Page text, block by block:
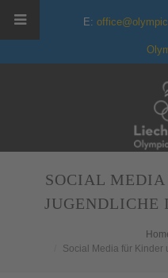
E:
SOCIAL
JUGENDLICHE
Social Media für Kinder